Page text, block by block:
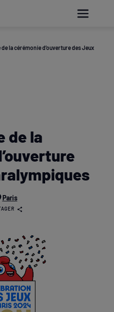
la cérémonie d’ouverture des Jeux
de la
Paris